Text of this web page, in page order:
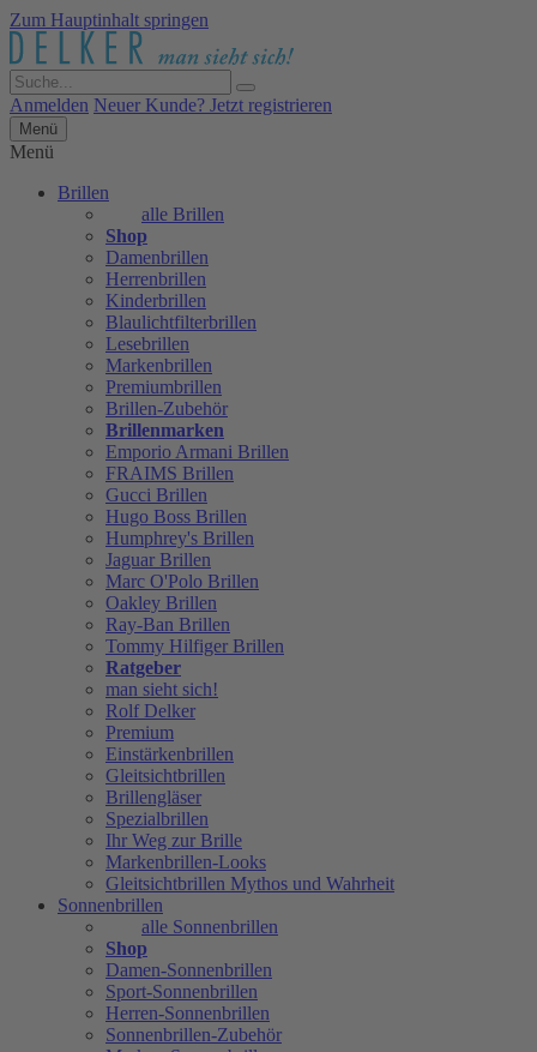
Zum Hauptinhalt springen
Anmelden Neuer Kunde? Jetzt registrieren
Menü
Menü
Brillen
alle Brillen
Shop
Damenbrillen
Herrenbrillen
Kinderbrillen
Blaulichtfilterbrillen
Lesebrillen
Markenbrillen
Premiumbrillen
Brillen-Zubehör
Brillenmarken
Emporio Armani Brillen
FRAIMS Brillen
Gucci Brillen
Hugo Boss Brillen
Humphrey's Brillen
Jaguar Brillen
Marc O'Polo Brillen
Oakley Brillen
Ray-Ban Brillen
Tommy Hilfiger Brillen
Ratgeber
man sieht sich!
Rolf Delker
Premium
Einstärkenbrillen
Gleitsichtbrillen
Brillengläser
Spezialbrillen
Ihr Weg zur Brille
Markenbrillen-Looks
Gleitsichtbrillen Mythos und Wahrheit
Sonnenbrillen
alle Sonnenbrillen
Shop
Damen-Sonnenbrillen
Sport-Sonnenbrillen
Herren-Sonnenbrillen
Sonnenbrillen-Zubehör